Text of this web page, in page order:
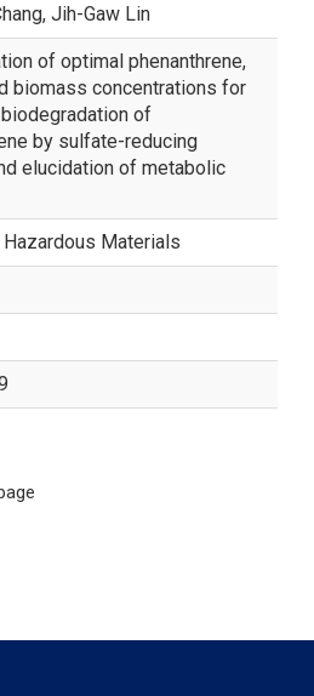
Jih-Gaw Lin
of optimal phenanthrene,
biomass concentrations for
of
by sulfate-reducing
elucidation of metabolic
Materials